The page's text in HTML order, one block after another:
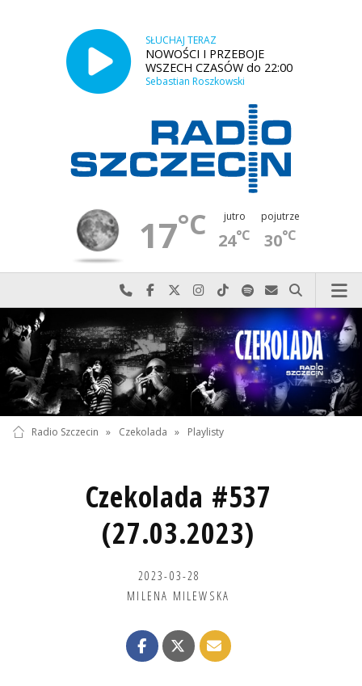
SŁUCHAJ TERAZ
NOWOŚCI I PRZEBOJE
WSZECH CZASÓW do 22:00
Sebastian Roszkowski
17°C jutro
24°C
pojutrze
30°C
Najlepiej po prostu do nas zadzwoń
Odwiedź nas na Facebook-u
Odwiedź nas na X
Odwiedź nas na Instagram-ie
Odwiedź nas na TikTok-u
Szukaj nas na Spotify
Wyślij do nas
Szukaj
Radio Szczecin » Czekolada » Playlisty
Czekolada #537
(27.03.2023)
2023-03-28
MILENA MILEWSKA